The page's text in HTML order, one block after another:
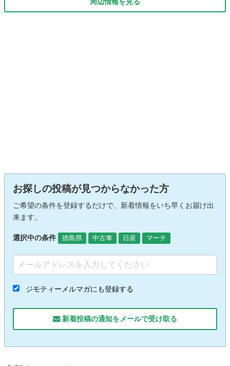
お探しの投稿が見つからなかった方
ご希望の条件を登録するだけで、新着情報をいち早くお届け出
来ます。
選択中の条件 徳島県 中古車 日産 マーチ
ジモティーメルマガにも登録する
新着投稿の通知をメールで受け取る